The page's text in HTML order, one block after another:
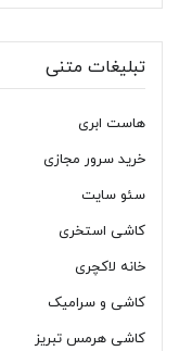
تبلیغات متنی
هاست ابری
خرید سرور مجازی
سئو سایت
کاشی استخری
خانه لاکچری
کاشی و سرامیک
کاشی هرمس تبریز